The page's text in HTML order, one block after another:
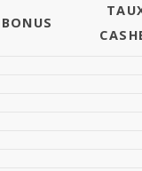
BONUS